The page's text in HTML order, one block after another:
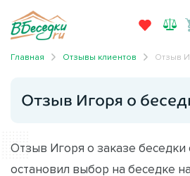
Главная Отзывы клиентов Отзыв
Отзыв Игоря о
Отзыв Игоря о заказе беседки
остановил выбор на беседке